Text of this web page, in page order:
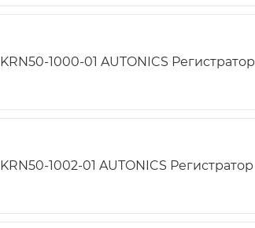
KRN50-1000-01 AUTONICS Регистратор
KRN50-1002-01 AUTONICS Регистратор